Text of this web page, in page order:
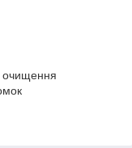
очищення